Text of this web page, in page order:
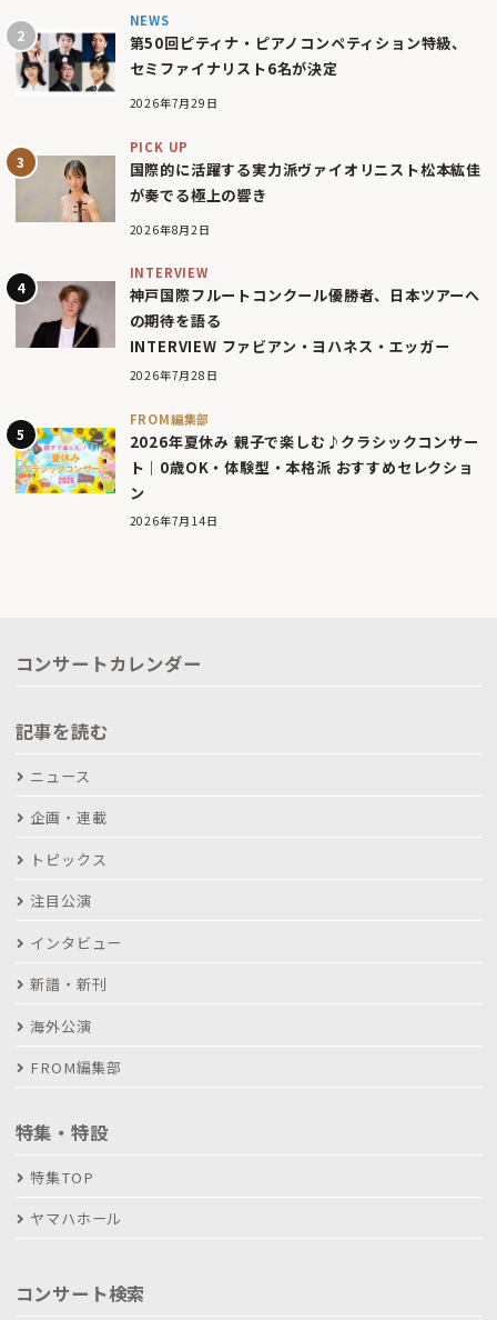
NEWS
第50回ピティナ・ピアノコンペティション特級、
セミファイナリスト6名が決定
2026年7月29日
PICK UP
国際的に活躍する実力派ヴァイオリニスト松本紘佳
が奏でる極上の響き
2026年8月2日
INTERVIEW
神戸国際フルートコンクール優勝者、日本ツアーへ
の期待を語る
INTERVIEW ファビアン・ヨハネス・エッガー
2026年7月28日
FROM編集部
2026年夏休み 親子で楽しむ♪クラシックコンサー
ト｜0歳OK・体験型・本格派 おすすめセレクショ
ン
2026年7月14日
コンサートカレンダー
記事を読む
ニュース
企画・連載
トピックス
注目公演
インタビュー
新譜・新刊
海外公演
FROM編集部
特集・特設
特集TOP
ヤマハホール
コンサート検索